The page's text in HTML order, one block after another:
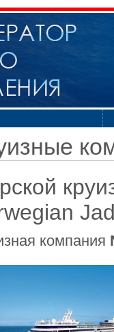
компания